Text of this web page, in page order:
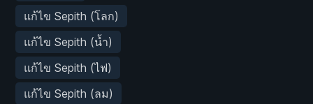
แก้ไข Sepith (โลก)
แก้ไข Sepith (น้ำ)
แก้ไข Sepith (ไฟ)
แก้ไข Sepith (ลม)